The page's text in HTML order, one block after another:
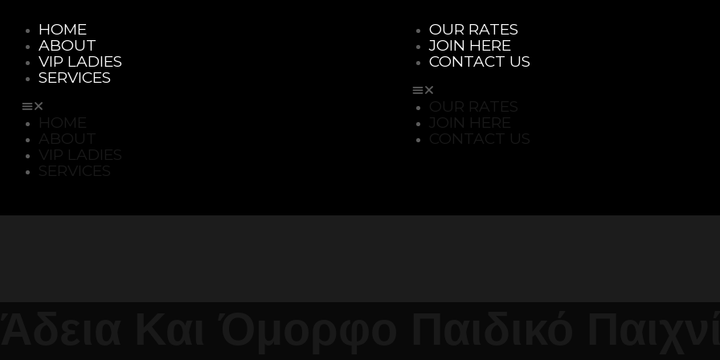
HOME
ABOUT
VIP LADIES
SERVICES
HOME
ABOUT
VIP LADIES
SERVICES
OUR RATES
JOIN HERE
CONTACT US
OUR RATES
JOIN HERE
CONTACT US